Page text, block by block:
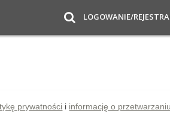
LOGOWANIE/
prywatności i informację o przetwarzaniu